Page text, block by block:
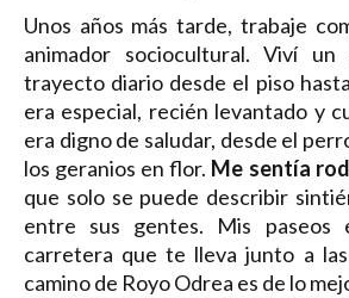
Unos años más tarde, trabaje
animador sociocultural. Viví un
trayecto diario desde el piso
era especial, recién levantado y
era digno de saludar, desde el
los geranios en flor. Me sentía
que solo se puede describir
entre sus gentes. Mis paseos
carretera que te lleva junto a
camino de Royo Odrea es de lo